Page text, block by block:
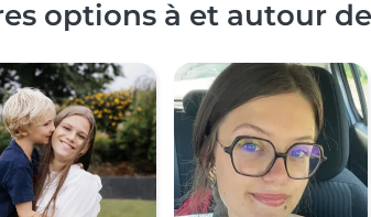
options à et autour